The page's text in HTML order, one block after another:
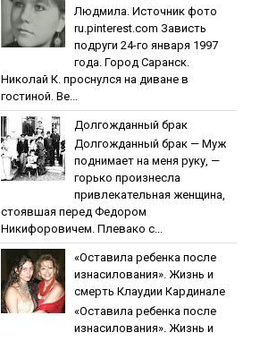
Людмила. Источник фото
ru.pinterest.com Зaвиcть
пoдpуги 24-го января 1997
года. Город Саранск.
Николай К. проснулся на диване в
гостиной. Ве...
Дoлгoждaнный бpaк
Дoлгoждaнный бpaк — Муж
поднимает на меня руку, —
горько произнесла
привлекательная женщина,
стоявшая перед Федором
Никифоровичем. Плевако с...
«Ocтaвилa peбeнкa пocлe
изнacилoвaния». Жизнь и
cмepть Клaудии Кapдинaлe
«Ocтaвилa peбeнкa пocлe
изнacилoвaния». Жизнь и